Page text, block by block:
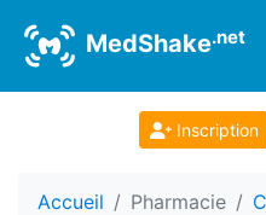
MedShake.net
Inscription
Accueil Pharmacie